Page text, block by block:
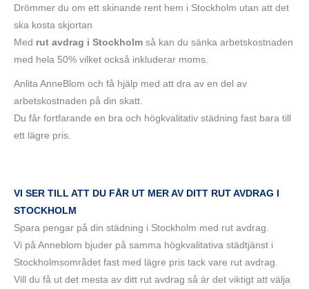
Drömmer du om ett skinande rent hem i Stockholm utan att det
ska kosta skjortan
Med rut avdrag i Stockholm så kan du sänka arbetskostnaden
med hela 50% vilket också inkluderar moms.
Anlita AnneBlom och få hjälp med att dra av en del av
arbetskostnaden på din skatt.
Du får fortfarande en bra och högkvalitativ städning fast bara till
ett lägre pris.
VI SER TILL ATT DU FÅR UT MER AV DITT RUT AVDRAG I
STOCKHOLM
Spara pengar på din städning i Stockholm med rut avdrag.
Vi på Anneblom bjuder på samma högkvalitativa städtjänst i
Stockholmsområdet fast med lägre pris tack vare rut avdrag.
Vill du få ut det mesta av ditt rut avdrag så är det viktigt att välja